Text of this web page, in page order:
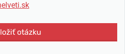
otázku